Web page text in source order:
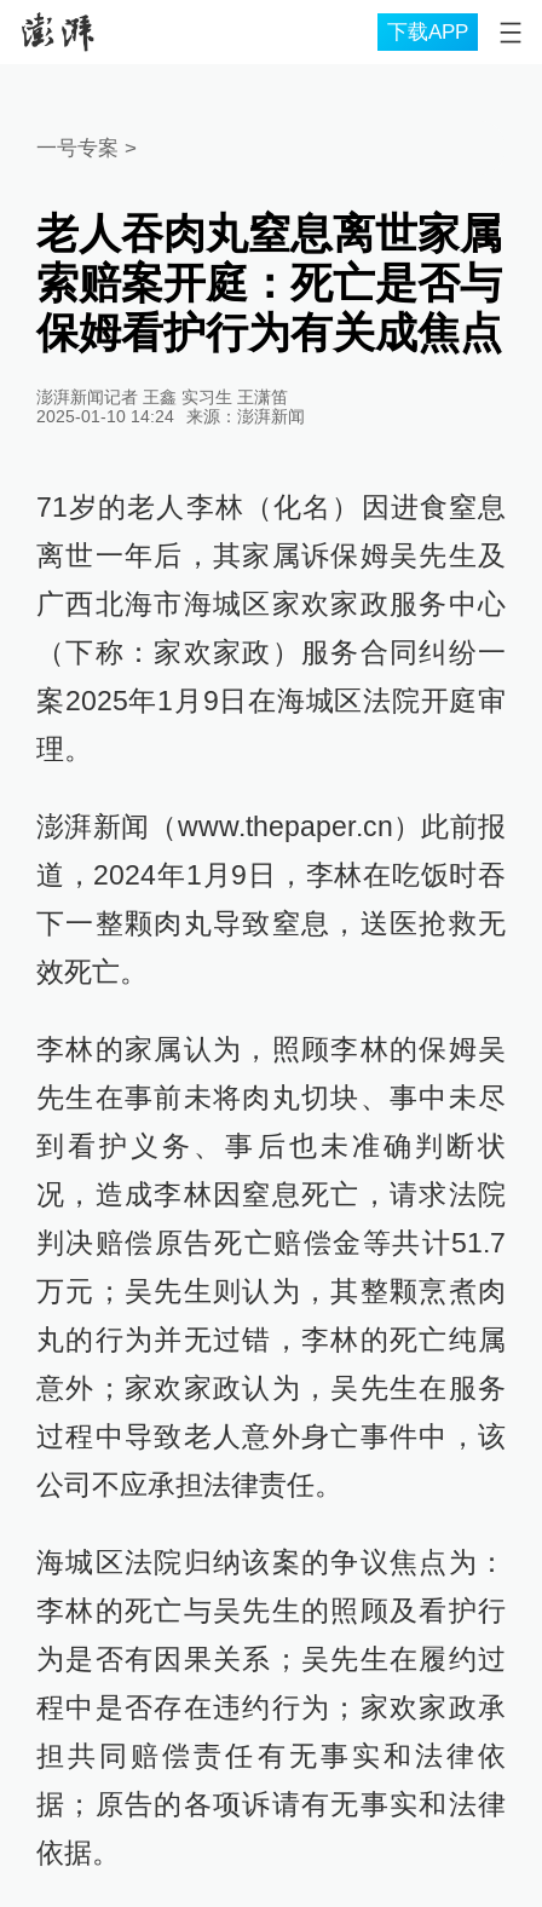
下载APP
一号专案 >
老人吞肉丸窒息离世家属
索赔案开庭：死亡是否与
保姆看护行为有关成焦点
澎湃新闻记者 王鑫 实习生 王潇笛
2025-01-10 14:24
来源： 澎湃新闻
71岁的老人李林（化名）因进食窒息
离世一年后，其家属诉保姆吴先生及
广西北海市海城区家欢家政服务中心
（下称：家欢家政）服务合同纠纷一
案2025年1月9日在海城区法院开庭审
理。
澎湃新闻（www.thepaper.cn）此前报
道，2024年1月9日，李林在吃饭时吞
下一整颗肉丸导致窒息，送医抢救无
效死亡。
李林的家属认为，照顾李林的保姆吴
先生在事前未将肉丸切块、事中未尽
到看护义务、事后也未准确判断状
况，造成李林因窒息死亡，请求法院
判决赔偿原告死亡赔偿金等共计51.7
万元；吴先生则认为，其整颗烹煮肉
丸的行为并无过错，李林的死亡纯属
意外；家欢家政认为，吴先生在服务
过程中导致老人意外身亡事件中，该
公司不应承担法律责任。
海城区法院归纳该案的争议焦点为：
李林的死亡与吴先生的照顾及看护行
为是否有因果关系；吴先生在履约过
程中是否存在违约行为；家欢家政承
担共同赔偿责任有无事实和法律依
据；原告的各项诉请有无事实和法律
依据。